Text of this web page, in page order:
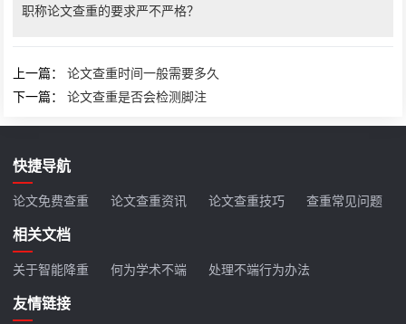
职称论文查重的要求严不严格？
上一篇：论文查重时间一般需要多久
下一篇：论文查重是否会检测脚注
快捷导航
论文免费查重 论文查重资讯 论文查重技巧 查重常见问题
相关文档
关于智能降重 何为学术不端 处理不端行为办法
友情链接